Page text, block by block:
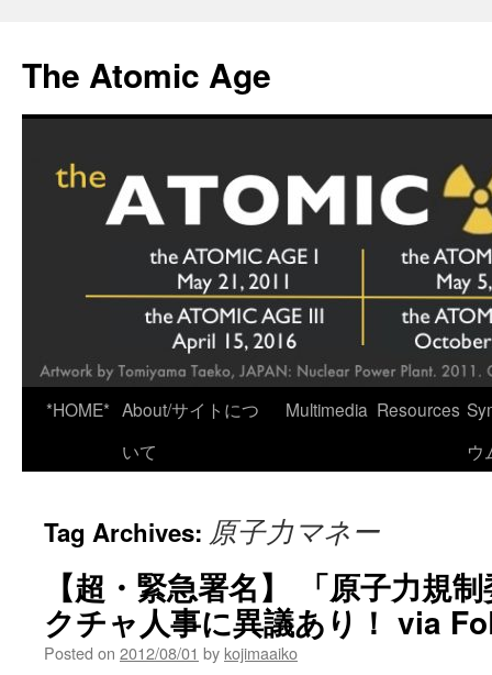
content
The Atomic Age
*HOME* About/サイトにつ
いて
Multimedia Resources
ウ
Tag Archives: 原子力マネー
【超・緊急署名】 「原子力規
クチャ人事に異議あり！ via
Posted on 2012/08/01 by kojimaaiko